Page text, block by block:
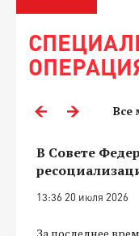
Все
В Совете
13:36 20 июля 2026